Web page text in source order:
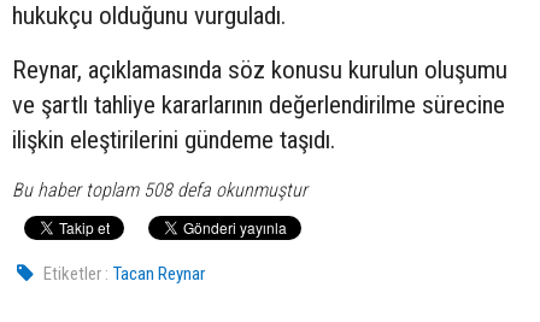
hukukçu olduğunu vurguladı.
Reynar, açıklamasında söz konusu kurulun oluşumu
ve şartlı tahliye kararlarının değerlendirilme sürecine
ilişkin eleştirilerini gündeme taşıdı.
Bu haber toplam 508 defa okunmuştur
Etiketler : Tacan Reynar